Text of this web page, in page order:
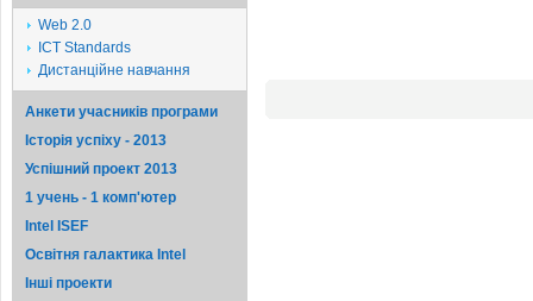
Web 2.0
ICT Standards
Дистанційне навчання
Анкети учасників програми
Історія успіху - 2013
Успішний проект 2013
1 учень - 1 комп'ютер
Intel ISEF
Освітня галактика Intel
Iншi проекти